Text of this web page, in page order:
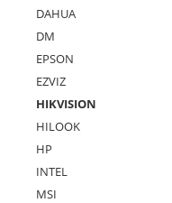
DAHUA
DM
EPSON
EZVIZ
HIKVISION
HILOOK
HP
INTEL
MSI